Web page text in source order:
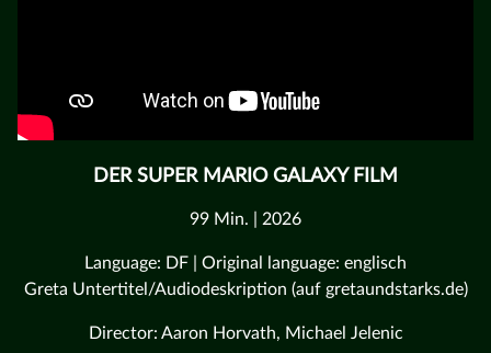
DER SUPER MARIO GALAXY FILM
99 Min. | 2026
Language: DF | Original language: englisch
Greta Untertitel/Audiodeskription (auf gretaundstarks.de)
Director: Aaron Horvath, Michael Jelenic